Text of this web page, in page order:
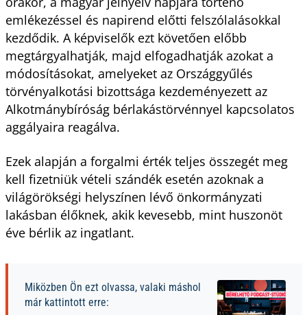
emlékezéssel és napirend előtti felszólalásokkal
kezdődik. A képviselők ezt követően előbb
megtárgyalhatják, majd elfogadhatják azokat a
módosításokat, amelyeket az Országgyűlés
törvényalkotási bizottsága kezdeményezett az
Alkotmánybíróság bérlakástörvénnyel kapcsolatos
aggályaira reagálva.
Ezek alapján a forgalmi érték teljes összegét meg
kell fizetniük vételi szándék esetén azoknak a
világörökségi helyszínen lévő önkormányzati
lakásban élőknek, akik kevesebb, mint huszonöt
éve bérlik az ingatlant.
Miközben Ön ezt olvassa, valaki máshol
már kattintott erre: